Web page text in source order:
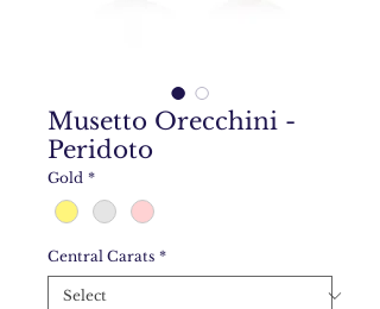
Musetto Orecchini -
Peridoto
Gold *
Central Carats *